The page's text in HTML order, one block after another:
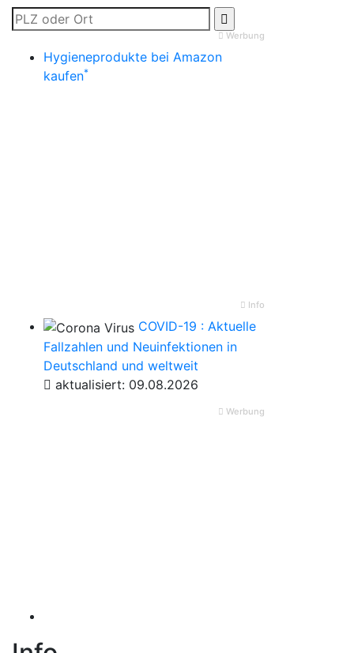
Werbung
Hygieneprodukte bei Amazon
kaufen*
Info
COVID-19 : Aktuelle
Fallzahlen und Neuinfektionen in
Deutschland und weltweit
aktualisiert: 09.08.2026
Werbung